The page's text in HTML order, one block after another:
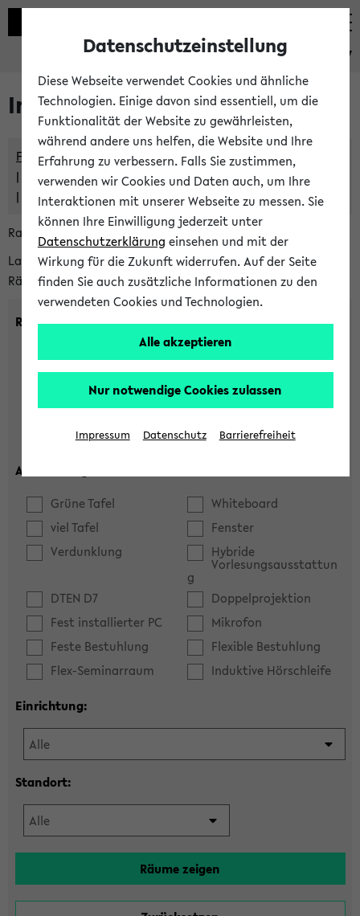
eKVV
Im eKVV verwaltete Räume
Freie Räume und Veranstaltungsüberschneidungen
Raumüberschneidungen
Hinweise der zentralen Raumvergabe
Raumanfragen:
raumvergabe@uni-bielefeld.de
Lassen Sie sich alle Räume anzeigen oder suchen Sie nach
Räumen mit bestimmten Eigenschaften:
Raumkriterien:
max. Plätze:
Ausstattung:
Grüne Tafel
Whiteboard
viel Tafel
Fenster
Verdunklung
Hybride
Vorlesungsausstattun
g
DTEN D7
Doppelprojektion
Fest installierter PC
Mikrofon
Feste Bestuhlung
Flexible Bestuhlung
Flex-Seminarraum
Induktive Hörschleife
Einrichtung:
Standort:
Datenschutzeinstellung
Diese Webseite verwendet Cookies und ähnliche
Technologien. Einige davon sind essentiell, um die
Funktionalität der Website zu gewährleisten,
während andere uns helfen, die Website und Ihre
Erfahrung zu verbessern. Falls Sie zustimmen,
verwenden wir Cookies und Daten auch, um Ihre
Interaktionen mit unserer Webseite zu messen. Sie
können Ihre Einwilligung jederzeit unter
Datenschutzerklärung einsehen und mit der
Wirkung für die Zukunft widerrufen. Auf der Seite
finden Sie auch zusätzliche Informationen zu den
verwendeten Cookies und Technologien.
Alle akzeptieren
Nur notwendige Cookies zulassen
Impressum Datenschutz Barrierefreiheit